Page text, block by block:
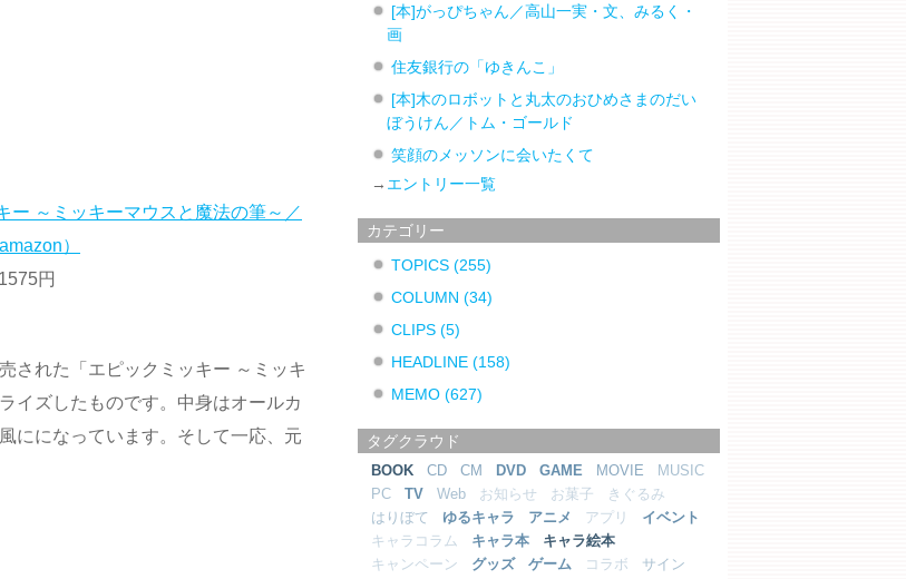
ー ～ミッキーマウスと魔法の筆～／
）
円
された「エピックミッキー ～ミッキ
イズしたものです。中身はオールカ
にになっています。そして一応、元
[本]がっぴちゃん／高山一実・文、みるく・
画
住友銀行の「ゆきんこ」
[本]木のロボットと丸太のおひめさまのだい
ぼうけん／トム・ゴールド
笑顔のメッソンに会いたくて
→ エントリー一覧
カテゴリー
TOPICS(255)
COLUMN(34)
CLIPS(5)
HEADLINE(158)
MEMO(627)
タグクラウド
BOOK CD CM DVD GAME MOVIE
MUSIC
PC
TV Web お知らせ お菓子
きぐるみ
はりぼて
ゆるキャラ アニメ アプリ
イベント
キャラコラム
キャラ本
キャラ絵本
キャンペーン
グッズ ゲーム コラボ
サイン